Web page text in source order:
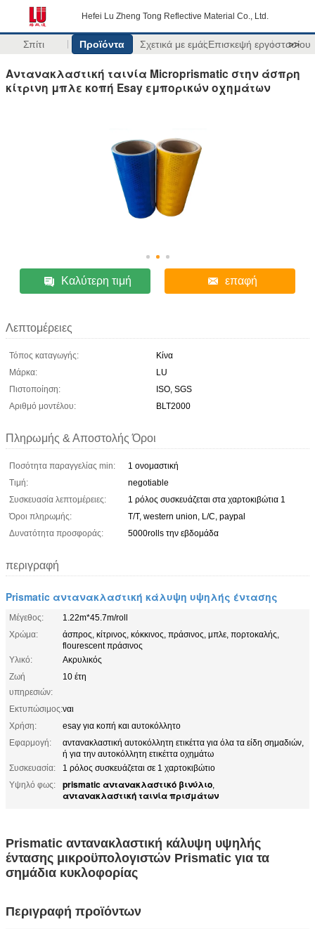
Hefei Lu Zheng Tong Reflective Material Co., Ltd.
Σπίτι Προϊόντα Σχετικά με εμάςΕπισκεψή εργοστασίου
>>
Αντανακλαστική ταινία Microprismatic στην άσπρη
κίτρινη μπλε κοπή Esay εμπορικών οχημάτων
Καλύτερη τιμή επαφή
Λεπτομέρειες
Τόπος καταγωγής:
Κίνα
Μάρκα:
LU
Πιστοποίηση:
ISO, SGS
Αριθμό μοντέλου:
BLT2000
Πληρωμής & Αποστολής Όροι
Ποσότητα παραγγελίας min:
1 ονομαστική
Τιμή:
negotiable
Συσκευασία λεπτομέρειες:
1 ρόλος συσκευάζεται στα χαρτοκιβώτια 1
Όροι πληρωμής:
T/T, western union, L/C, paypal
Δυνατότητα προσφοράς:
5000rolls την εβδομάδα
περιγραφή
Prismatic αντανακλαστική κάλυψη υψηλής έντασης
Μέγεθος:
1.22m*45.7m/roll
Χρώμα:
άσπρος, κίτρινος, κόκκινος, πράσινος, μπλε, πορτοκαλής,
flourescent πράσινος
Υλικό:
Ακρυλικός
Ζωή
υπηρεσιών:
10 έτη
Εκτυπώσιμος:ναι
Χρήση:
esay για κοπή και αυτοκόλλητο
Εφαρμογή:
αντανακλαστική αυτοκόλλητη ετικέττα για όλα τα είδη σημαδιών,
ή για την αυτοκόλλητη ετικέττα οχημάτω
Συσκευασία:
1 ρόλος συσκευάζεται σε 1 χαρτοκιβώτιο
Υψηλό φως:
prismatic αντανακλαστικό βινύλιο,
αντανακλαστική ταινία πρισμάτων
Prismatic αντανακλαστική κάλυψη υψηλής
έντασης μικροϋπολογιστών Prismatic για τα
σημάδια κυκλοφορίας
Περιγραφή προϊόντων